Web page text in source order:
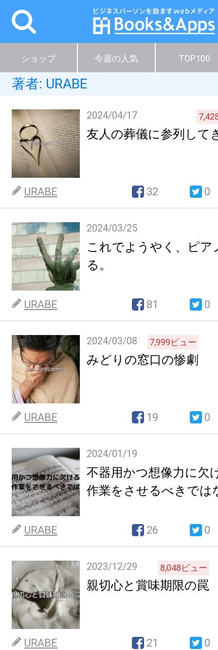
ショップ 今週の人気 TOP100
著者: URABE
2024/04/17
友人の葬儀に参列して
URABE 32 0
2024/03/25
これでようやく、ピア
る。
URABE 81 0
2024/03/08 7,999ビュー
みどりの窓口の惨劇
URABE 19 0
2024/01/19
不器用かつ想像力に欠
作業をさせるべきでは
URABE 26 0
2023/12/29 8,048ビュー
親切心と賞味期限の罠
URABE 21 0